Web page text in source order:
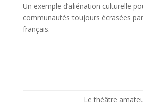
Un exemple d’aliénation culturelle
communautés toujours écrasées
français.
Le théâtre